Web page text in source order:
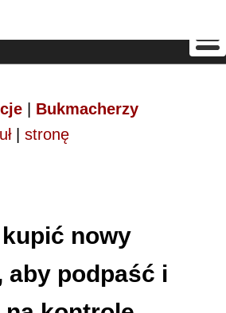
Bukmacherzy
| stronę
nowy
aby podpaść i